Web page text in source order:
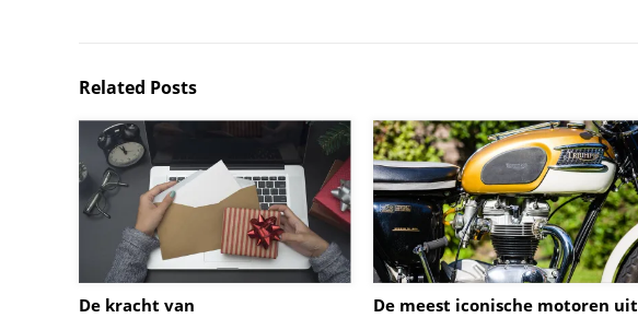
Related Posts
De kracht van
De meest iconische motoren uit